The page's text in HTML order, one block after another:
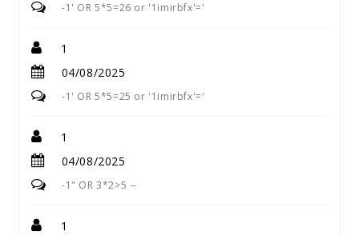
-1' OR 5*5=26 or '1imirbfx'='
1
04/08/2025
-1' OR 5*5=25 or '1imirbfx'='
1
04/08/2025
-1" OR 3*2>5 --
1